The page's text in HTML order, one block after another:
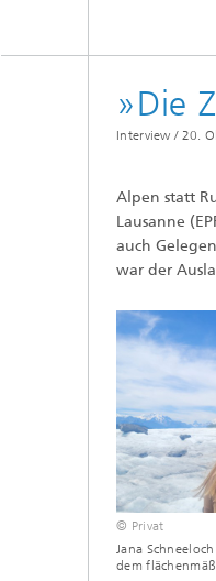
»Die
Interview / 20.
Alpen statt
Lausanne
auch
war der
© Privat
Jana
dem